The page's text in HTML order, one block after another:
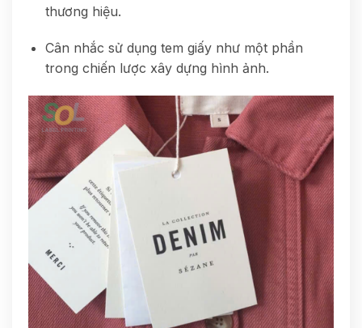
thương hiệu.
Cân nhắc sử dụng tem giấy như một phần
trong chiến lược xây dựng hình ảnh.